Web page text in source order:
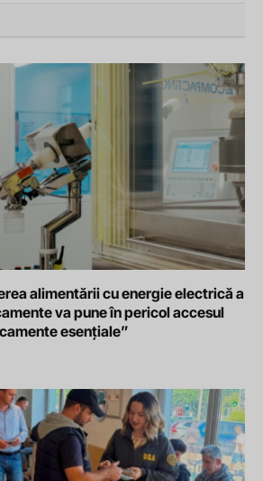
alimentării cu energie electrică a
va pune în pericol accesul
esențiale”